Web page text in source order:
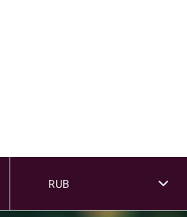
RUB